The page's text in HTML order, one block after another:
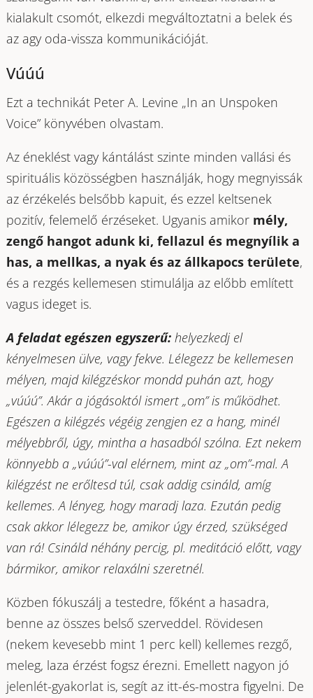
kialakult csomót, elkezdi megváltoztatni a belek és
az agy oda-vissza kommunikációját.
Vúúú
Ezt a technikát Peter A. Levine „In an Unspoken
Voice” könyvében olvastam.
Az éneklést vagy kántálást szinte minden vallási és
spirituális közösségben használják, hogy megnyissák
az érzékelés belsőbb kapuit, és ezzel keltsenek
pozitív, felemelő érzéseket. Ugyanis amikor mély,
zengő hangot adunk ki, fellazul és megnyílik a
has, a mellkas, a nyak és az állkapocs területe,
és a rezgés kellemesen stimulálja az előbb említett
vagus ideget is.
A feladat egészen egyszerű:helyezkedj el
kényelmesen ülve, vagy fekve. Lélegezz be kellemesen
mélyen, majd kilégzéskor mondd puhán azt, hogy
„vúúú”. Akár a jógásoktól ismert „om” is működhet.
Egészen a kilégzés végéig zengjen ez a hang, minél
mélyebbről, úgy, mintha a hasadból szólna. Ezt nekem
könnyebb a „vúúú”-val elérnem, mint az „om”-mal. A
kilégzést ne erőltesd túl, csak addig csináld, amíg
kellemes. A lényeg, hogy maradj laza. Ezután pedig
csak akkor lélegezz be, amikor úgy érzed, szükséged
van rá! Csináld néhány percig, pl. meditáció előtt, vagy
bármikor, amikor relaxálni szeretnél.
Közben fókuszálj a testedre, főként a hasadra,
benne az összes belső szerveddel. Rövidesen
(nekem kevesebb mint 1 perc kell) kellemes rezgő,
meleg, laza érzést fogsz érezni. Emellett nagyon jó
jelenlét-gyakorlat is, segít az itt-és-mostra figyelni. De